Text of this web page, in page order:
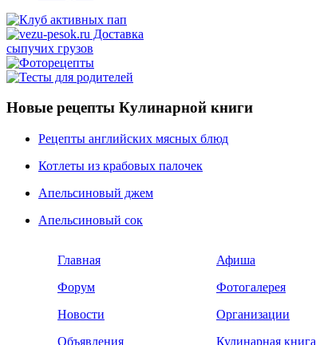
Новые рецепты Кулинарной книги
Рецепты английских мясных блюд
Котлеты из крабовых палочек
Апельсиновый джем
Апельсиновый сок
Главная
Форум
Новости
Объявления
Афиша
Фотогалерея
Организации
Кулинарная книга